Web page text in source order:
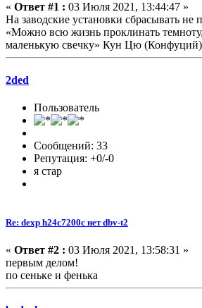
« Ответ #1 : 03 Июля 2021, 13:44:47 »
На заводские установки сбрасывать не
«Можно всю жизнь проклинать
маленькую свечку» Кун Цю (Конфуций)
2ded
Пользователь
Сообщений: 33
Репутация: +0/-0
я стар
Re: dexp h24c7200c нет dbv-t2
« Ответ #2 : 03 Июля 2021, 13:58:31 »
первым делом!
по сеньке и фенька